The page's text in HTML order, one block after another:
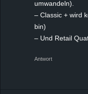
umwandeln).
– Classic + wird
bin)
– Und Retail
Antwort